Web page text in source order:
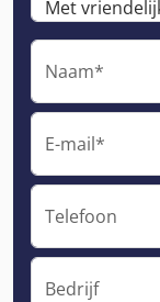
Naam*
E-mail*
Telefoon
Bedrijf